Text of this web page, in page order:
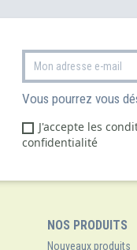
Vous pourrez vous
J'accepte les
confidentialité
NOS PRODUITS
Nouveaux produits